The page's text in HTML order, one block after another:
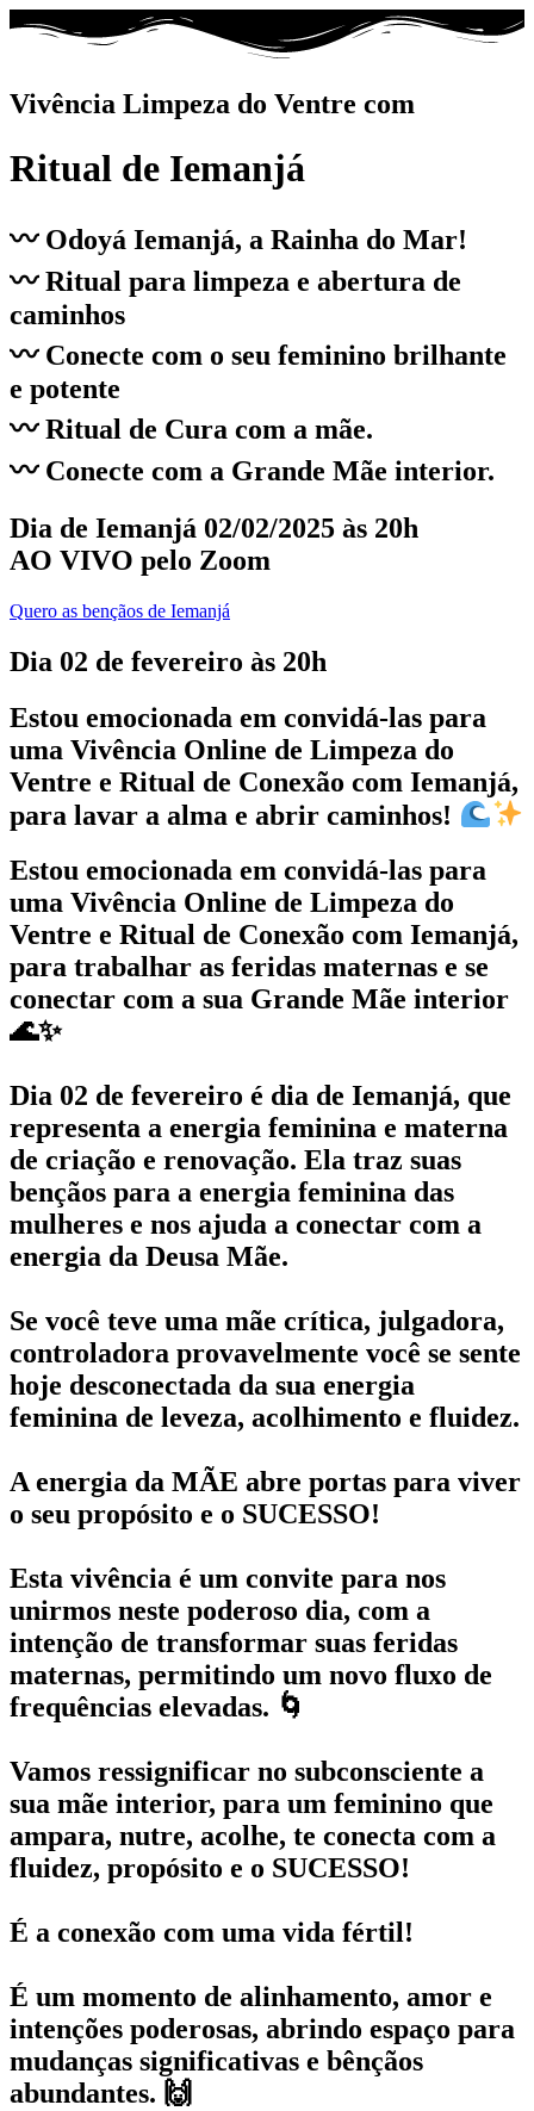
Vivência Limpeza do Ventre com
Ritual de Iemanjá
〰️ Odoyá Iemanjá, a Rainha do Mar!
〰️Ritual para limpeza e abertura de
caminhos
〰️ Conecte com o seu feminino brilhante
e potente
〰️ Ritual de Cura com a mãe.
〰️ Conecte com a Grande Mãe interior.
Dia de Iemanjá 02/02/2025 às 20h
AO VIVO pelo Zoom
Quero as bençãos de Iemanjá
Dia 02 de fevereiro às 20h
Estou emocionada em convidá-las para
uma Vivência Online de Limpeza do
Ventre e Ritual de Conexão com Iemanjá,
para lavar a alma e abrir caminhos!
Estou emocionada em convidá-las para
uma Vivência Online de Limpeza do
Ventre e Ritual de Conexão com Iemanjá,
para trabalhar as feridas maternas e se
conectar com a sua Grande Mãe interior
🌊✨
Dia 02 de fevereiro é dia de Iemanjá, que
representa a energia feminina e materna
de criação e renovação. Ela traz suas
bençãos para a energia feminina das
mulheres e nos ajuda a conectar com a
energia da Deusa Mãe.
Se você teve uma mãe crítica, julgadora,
controladora provavelmente você se sente
hoje desconectada da sua energia
feminina de leveza, acolhimento e fluidez.
A energia da MÃE abre portas para viver
o seu propósito e o SUCESSO!
Esta vivência é um convite para nos
unirmos neste poderoso dia, com a
intenção de transformar suas feridas
maternas, permitindo um novo fluxo de
frequências elevadas. 🌀
Vamos ressignificar no subconsciente a
sua mãe interior, para um feminino que
ampara, nutre, acolhe, te conecta com a
fluidez, propósito e o SUCESSO!
É a conexão com uma vida fértil!
É um momento de alinhamento, amor e
intenções poderosas, abrindo espaço para
mudanças significativas e bênçãos
abundantes. 🙌